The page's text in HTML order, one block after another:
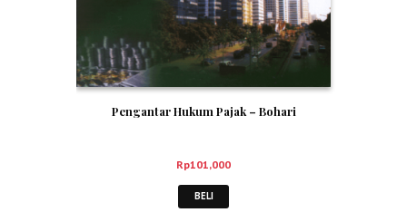
Pengantar Hukum Pajak – Bohari
Rp101,000
BELI